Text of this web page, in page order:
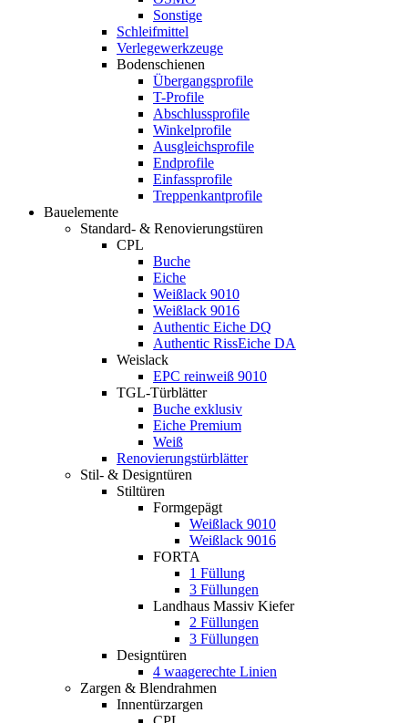
Sonstige
Schleifmittel
Verlegewerkzeuge
Bodenschienen
Übergangsprofile
T-Profile
Abschlussprofile
Winkelprofile
Ausgleichsprofile
Endprofile
Einfassprofile
Treppenkantprofile
Bauelemente
Standard- & Renovierungstüren
CPL
Buche
Eiche
Weißlack 9010
Weißlack 9016
Authentic Eiche DQ
Authentic RissEiche DA
Weislack
EPC reinweiß 9010
TGL-Türblätter
Buche exklusiv
Eiche Premium
Weiß
Renovierungstürblätter
Stil- & Designtüren
Stiltüren
Formgepägt
Weißlack 9010
Weißlack 9016
FORTA
1 Füllung
3 Füllungen
Landhaus Massiv Kiefer
2 Füllungen
3 Füllungen
Designtüren
4 waagerechte Linien
Zargen & Blendrahmen
Innentürzargen